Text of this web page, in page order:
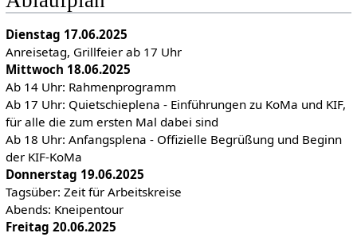
Dienstag 17.06.2025
Anreisetag, Grillfeier ab 17 Uhr
Mittwoch 18.06.2025
Ab 14 Uhr: Rahmenprogramm
Ab 17 Uhr: Quietschieplena - Einführungen zu KoMa und KIF,
für alle die zum ersten Mal dabei sind
Ab 18 Uhr: Anfangsplena - Offizielle Begrüßung und Beginn
der KIF-KoMa
Donnerstag 19.06.2025
Tagsüber: Zeit für Arbeitskreise
Abends: Kneipentour
Freitag 20.06.2025